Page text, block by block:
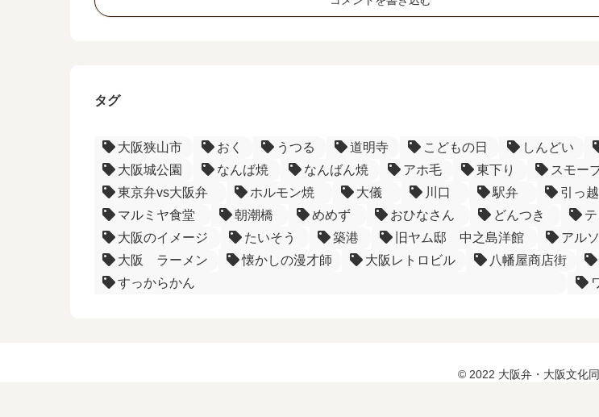
タグ
大阪狭山市 おく うつる 道明寺 こどもの日 しんどい
大阪城公園
なんば焼 なんばん焼 アホ毛 東下り スモー
東京弁vs大阪弁
ホルモン焼 大儀 川口 駅弁 引っ
マルミヤ食堂
朝潮橋 めめず おひなさん どんつき
大阪のイメージ
たいそう 築港 旧ヤム邸 中之島洋館 アル
大阪 ラーメン
懐かしの漫才師 大阪レトロビル 八幡屋商店街
すっからかん
© 2022 大阪弁・大阪文化同